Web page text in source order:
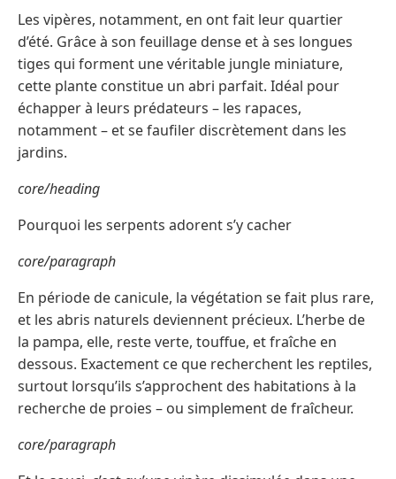
Les vipères, notamment, en ont fait leur quartier
d’été. Grâce à son feuillage dense et à ses longues
tiges qui forment une véritable jungle miniature,
cette plante constitue un abri parfait. Idéal pour
échapper à leurs prédateurs – les rapaces,
notamment – et se faufiler discrètement dans les
jardins.
core/heading
Pourquoi les serpents adorent s’y cacher
core/paragraph
En période de canicule, la végétation se fait plus rare,
et les abris naturels deviennent précieux. L’herbe de
la pampa, elle, reste verte, touffue, et fraîche en
dessous. Exactement ce que recherchent les reptiles,
surtout lorsqu’ils s’approchent des habitations à la
recherche de proies – ou simplement de fraîcheur.
core/paragraph